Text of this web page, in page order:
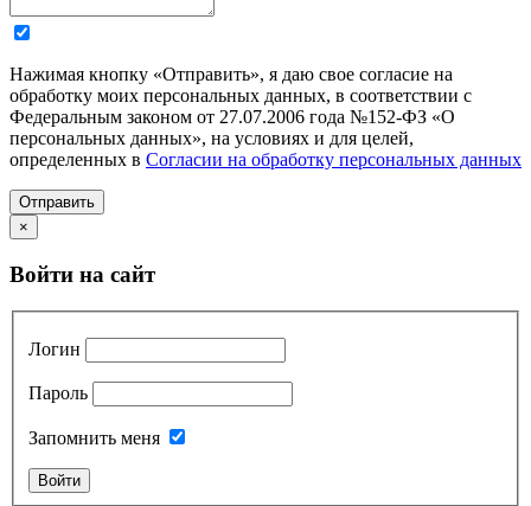
Нажимая кнопку «Отправить», я даю свое согласие на
обработку моих персональных данных, в соответствии с
Федеральным законом от 27.07.2006 года №152-ФЗ «О
персональных данных», на условиях и для целей,
определенных в Согласии на обработку персональных данных
Отправить
×
Войти на сайт
Логин
Пароль
Запомнить меня
Войти